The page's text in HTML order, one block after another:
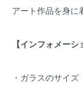
アート作品を身に
【インフォメーシ
・ガラスのサイ